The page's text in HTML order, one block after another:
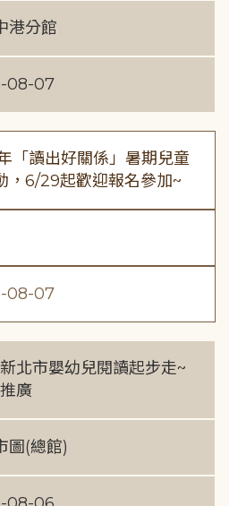
港分館
08-07
年「讀出好關係」暑期兒童
，6/29起歡迎報名參加~
08-07
新北市嬰幼兒閱讀起步走~
廣
圖(總館)